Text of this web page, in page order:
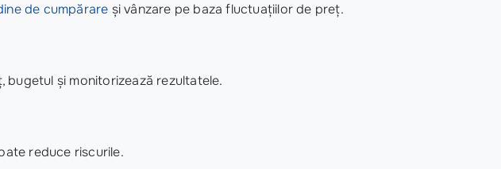
de cumpărare și vânzare pe baza fluctuațiilor de preț.
bugetul și monitorizează rezultatele.
reduce riscurile.